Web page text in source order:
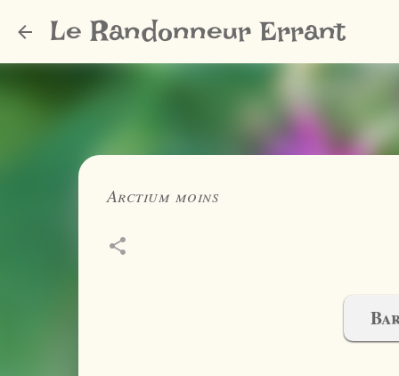
Le Randonneur Errant
Arctium moins